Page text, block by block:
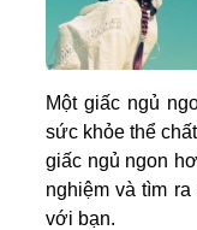
Một giấc ngủ
sức khỏe thể
giấc ngủ ngon
nghiệm và tìm
với bạn.